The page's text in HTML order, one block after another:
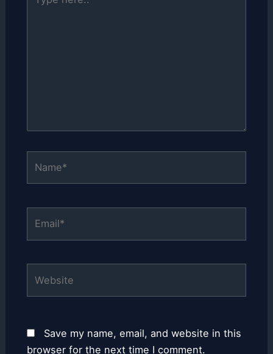
here..
Save my name, email, and website in this
browser for the next time I comment.